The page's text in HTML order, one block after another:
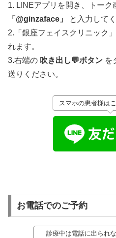
1. LINEアプリを開き、トーク
「@ginzaface」
と入力して
2.「銀座フェイスクリニック
れます。
3.右端の 吹き出し💬ボタン を
送りください。
スマホの患者様は
お電話でのご予約
診療中は電話に出られ